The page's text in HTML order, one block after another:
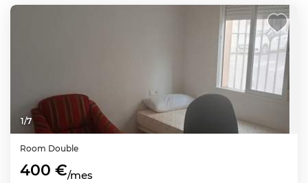
1/7
Room Double
400 €/mes